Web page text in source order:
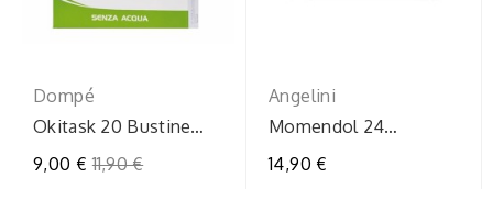
Dompé
Okitask 20 Bustine
9,00 € Prezzo
11,90 €
Angelini
Momendol 24
220mg
14,90 €